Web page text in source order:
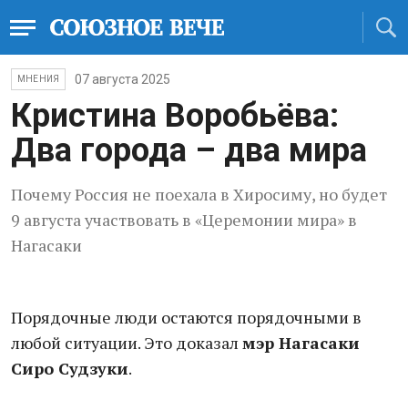
МНЕНИЯ 07 августа 2025
Кристина Воробьёва:
Два города – два мира
Почему Россия не поехала в Хиросиму, но будет
9 августа участвовать в «Церемонии мира» в
Нагасаки
Порядочные люди остаются порядочными в
любой ситуации. Это доказал мэр Нагасаки
Сиро Судзуки.